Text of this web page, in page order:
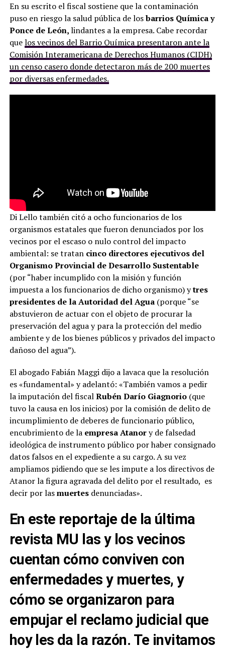
En su escrito el fiscal sostiene que la contaminación
puso en riesgo la salud pública de losbarrios Química y
Ponce de León,lindantes a la empresa. Cabe recordar
quelos vecinos del Barrio Química presentaron ante la
Comisión Interamericana de Derechos Humanos (CIDH)
un censo casero donde detectaron más de 200 muertes
por diversas enfermedades.
Di Lello también citó a ocho funcionarios de los
organismos estatales que fueron denunciados por los
vecinos por el escaso o nulo control del impacto
ambiental: se tratan cinco directores ejecutivos del
Organismo Provincial de Desarrollo Sustentable
(por “haber incumplido con la misión y función
impuesta a los funcionarios de dicho organismo) ytres
presidentes de la Autoridad del Agua(porque “se
abstuvieron de actuar con el objeto de procurar la
preservación del agua y para la protección del medio
ambiente y de los bienes públicos y privados del impacto
dañoso del agua”).
El abogado Fabián Maggi dijo a lavaca que la resolución
es «fundamental» y adelantó: «También vamos a pedir
la imputación del fiscalRubén Darío Giagnorio(que
tuvo la causa en los inicios) por la comisión de delito de
incumplimiento de deberes de funcionario público,
encubrimiento de la empresa Atanory de falsedad
ideológica de instrumento público por haber consignado
datos falsos en el expediente a su cargo. A su vez
ampliamos pidiendo que se les impute a los directivos de
Atanor la figura agravada del delito por el resultado, es
decir por lasmuertes denunciadas».
En este reportaje de la última
revista MU las y los vecinos
cuentan cómo conviven con
enfermedades y muertes, y
cómo se organizaron para
empujar el reclamo judicial que
hoy les da la razón. Te invitamos